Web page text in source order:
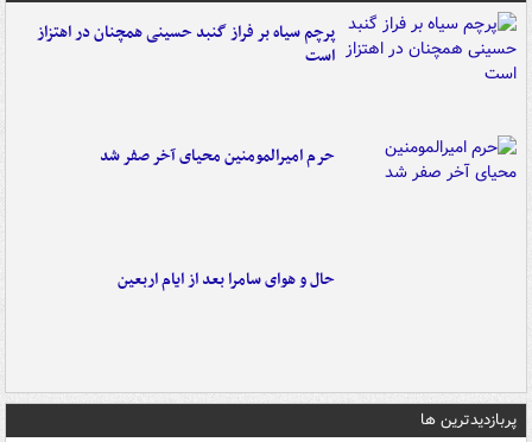
پرچم سیاه بر فراز گنبد حسینی همچنان در اهتزاز
است
حرم امیرالمومنین محیای آخر صفر شد
حال و هوای سامرا بعد از ایام اربعین
پربازدیدترین ها